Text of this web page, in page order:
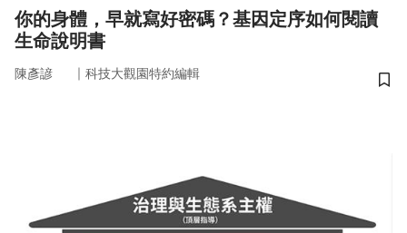
你的身體，早就寫好密碼？基因定序如何閱讀
生命說明書
陳彥諺 ｜ 科技大觀園特約編輯
儲